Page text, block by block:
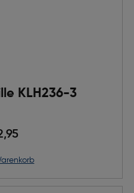
KLH236-3